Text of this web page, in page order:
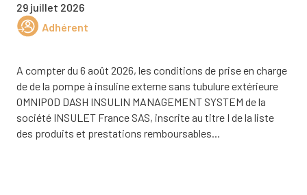
29 juillet 2026
Adhérent
A compter du 6 août 2026, les conditions de prise en charge
de de la pompe à insuline externe sans tubulure extérieure
OMNIPOD DASH INSULIN MANAGEMENT SYSTEM de la
société INSULET France SAS, inscrite au titre I de la liste
des produits et prestations remboursables...